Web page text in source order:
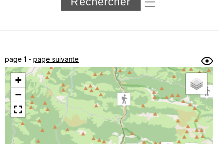
Longueur min/max
sous-dossiers
Trier par
Horodatage Photos
page 1 - page suivante
+
−